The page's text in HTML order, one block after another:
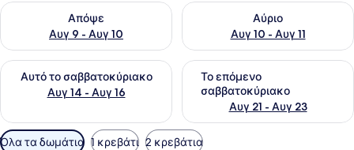
Απόψε
Αυγ 9 - Αυγ 10
Έλεγχος διαθεσιμότητας για απόψε Αυγ 9 - Αυγ 10
Αύριο
Αυγ 10 - Αυγ 11
Έλεγχος διαθεσιμότητας
Αυτό το σαββατοκύριακο
Αυγ 14 - Αυγ 16
Έλεγχος διαθεσιμότητας για αυτό το σαββατοκύριακο Αυγ
Το επόμενο
σαββατοκύριακο
Αυγ 21 - Αυγ 23
Έλεγχος διαθεσιμότητας
Διαθέσιμα
Όλα τα δωμάτια 1 κρεβάτι 2 κρεβάτια